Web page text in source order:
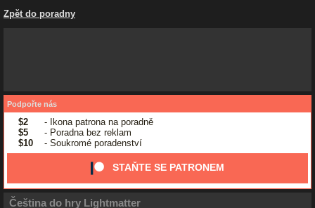
Zpět do poradny
Podpořte nás
$2
- Ikona patrona na poradně
$5
- Poradna bez reklam
$10
- Soukromé poradenství
STAŇTE SE PATRONEM
Čeština do hry Lightmatter